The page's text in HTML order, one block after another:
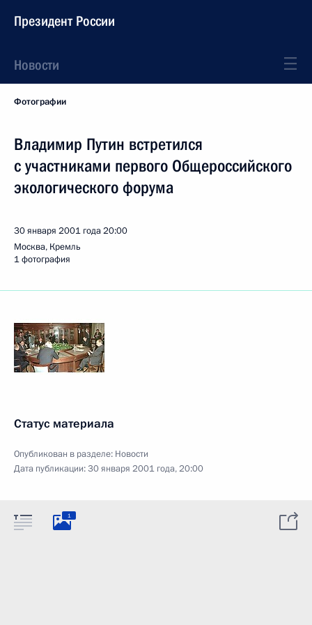
Президент России
Новости
Фотографии
Владимир Путин встретился
с участниками первого Общероссийского
экологического форума
30 января 2001 года20:00
Москва, Кремль
1 фотография
Статус материала
Опубликован в разделе: Новости
Дата публикации:30 января 2001 года, 20:00
1